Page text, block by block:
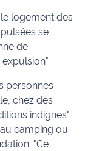
logement des
se
de
personnes
chez des
indignes"
camping ou
"Ce